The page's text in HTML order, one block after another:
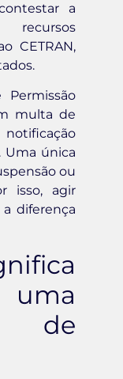
a
CETRAN,
multa de
Uma única
ou
isso, agir
diferença
de